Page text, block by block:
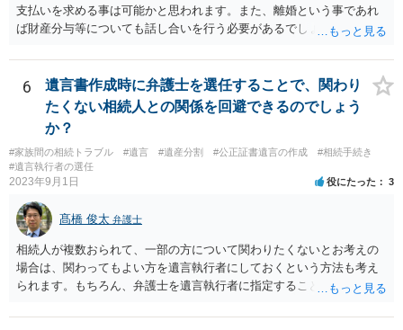
支払いを求める事は可能かと思われます。また、離婚という事であれ
ば財産分与等についても話し合いを行う必要があるでしょう。 細かい
士事務所へご相談されると良いでしょう。
6
遺言書作成時に弁護士を選任することで、関わり
たくない相続人との関係を回避できるのでしょう
か？
#家族間の相続トラブル #遺言 #遺産分割 #公正証書遺言の作成
#相続手続き
#遺言執行者の選任
2023年9月1日 役にたった 3
髙橋 俊太 弁護士
相続人が複数おられて、一部の方について関わりたくないとお考えの
場合は、関わってもよい方を遺言執行者にしておくという方法も考え
られます。もちろん、弁護士を遺言執行者に指定することもできます
方に再委任の権限を付与しておくという方法もあります。 一度、弁護